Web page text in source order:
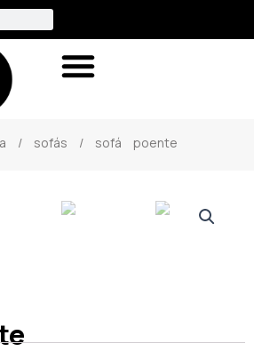
/ sofás / sofá poente